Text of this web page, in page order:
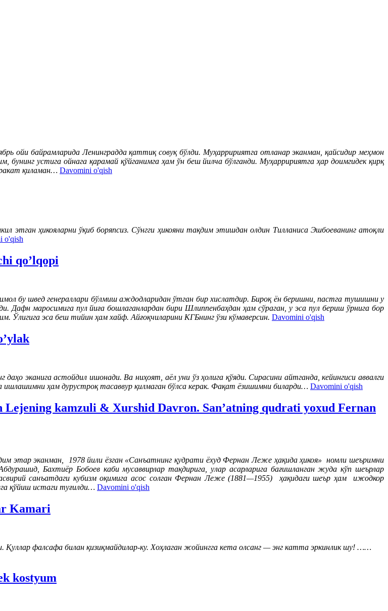
ойи байрамларида Ленинградда қаттиқ совуқ бўлди. Муҳарририятга отланар эканман, қайсидир меҳмон
бунинг устига ойнага қарамай қўйганимга ҳам ўн беш йилча бўлганди. Муҳарририятга ҳар доимгидек қирқ
қиламан… Davomini o'qish
этган ҳикояларни ўқиб боряпсиз. Сўнгги ҳикояни тақдим этишдан олдин Тилланиса Эшбоеванинг атоқли
o'qish
qo’lqopi
бу швед генераллари бўлмиш аждодларидан ўтган бир хислатдир. Бироқ ён беришни, пастга тушишни у
маросимига пул йиға бошлаганлардан бири Шлиппенбаҳдан ҳам сўраган, у эса пул бериш ўрнига бор
Ўлигига эса беш тийин ҳам хайф. Айғоқчиларини КГБнинг ўзи кўмаверсин. Davomini o'qish
эканига астойдил ишонади. Ва ниҳоят, аёл уни ўз ҳолига қўяди. Сирасини айтганда, кейингиси аввалги
ҳам дурустроқ тасаввур қилмаган бўлса керак. Фақат ёзишимни биларди… Davomini o'qish
Lejening kamzuli & Xurshid Davron. San’atning qudrati yoxud Fernan
этар эканман, 1978 йили ёзган «Санъатнинг қудрати ёхуд Фернан Леже ҳақида ҳикоя» номли шеъримни
Бахтиёр Бобоев каби мусаввирлар тақдирига, улар асарларига бағишланган жуда кўп шеърлар
санъатдаги кубизм оқимига асос солган Фернан Леже (1881—1955) ҳақидаги шеър ҳам ижодкор
қўйиш истаги туғилди… Davomini o'qish
Kamari
фалсафа билан қизиқмайдилар-ку. Хоҳлаган жойингга кета олсанг — энг катта эркинлик шу! ……
kostyum